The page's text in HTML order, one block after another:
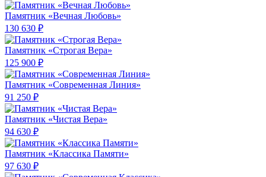
Памятник «Вечная Любовь»
130 630 ₽
Памятник «Строгая Вера»
125 900 ₽
Памятник «Современная Линия»
91 250 ₽
Памятник «Чистая Вера»
94 630 ₽
Памятник «Классика Памяти»
97 630 ₽